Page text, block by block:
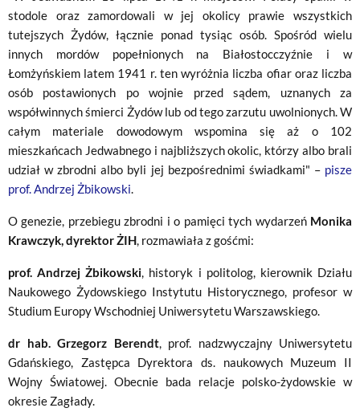
stodole oraz zamordowali w jej okolicy prawie wszystkich
tutejszych Żydów, łącznie ponad tysiąc osób. Spośród wielu
innych mordów popełnionych na Białostocczyźnie i w
Łomżyńskiem latem 1941 r. ten wyróżnia liczba ofiar oraz liczba
osób postawionych po wojnie przed sądem, uznanych za
współwinnych śmierci Żydów lub od tego zarzutu uwolnionych. W
całym materiale dowodowym wspomina się aż o 102
mieszkańcach Jedwabnego i najbliższych okolic, którzy albo brali
udział w zbrodni albo byli jej bezpośrednimi świadkami" – pisze
prof. Andrzej Żbikowski.
O genezie, przebiegu zbrodni i o pamięci tych wydarzeń Monika
Krawczyk, dyrektor ŻIH, rozmawiała z gośćmi:
prof. Andrzej Żbikowski, historyk i politolog, kierownik Działu
Naukowego Żydowskiego Instytutu Historycznego, profesor w
Studium Europy Wschodniej Uniwersytetu Warszawskiego.
dr hab. Grzegorz Berendt, prof. nadzwyczajny Uniwersytetu
Gdańskiego, Zastępca Dyrektora ds. naukowych Muzeum II
Wojny Światowej. Obecnie bada relacje polsko-żydowskie w
okresie Zagłady.